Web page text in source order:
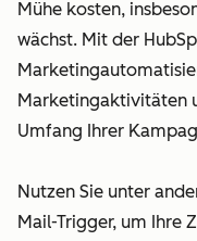
Mühe kosten,
wächst. Mit der
Marketingaktivitäten
Umfang Ihrer
Nutzen Sie unter
Mail-Trigger, um Ihre